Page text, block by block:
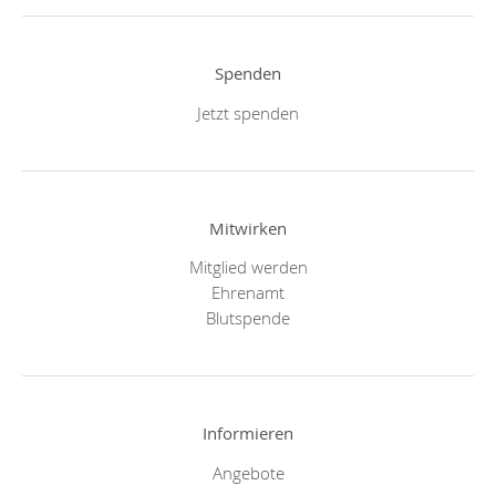
Spenden
Jetzt spenden
Mitwirken
Mitglied werden
Ehrenamt
Blutspende
Informieren
Angebote